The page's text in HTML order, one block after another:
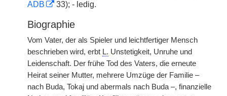
ADB
33); - ledig.
Biographie
Vom Vater, der als Spieler und leichtfertiger Mensch
beschrieben wird, erbt L. Unstetigkeit, Unruhe und
Leidenschaft. Der frühe Tod des Vaters, die erneute
Heirat seiner Mutter, mehrere Umzüge der Familie –
nach Buda, Tokaj und abermals nach Buda –, finanzielle